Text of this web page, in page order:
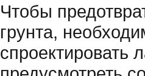
Чтобы
грунта,
спроектировать